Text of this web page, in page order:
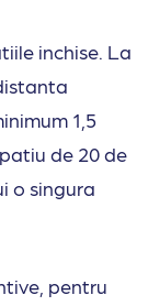
inchise. La
1,5
de 20 de
o singura
pentru